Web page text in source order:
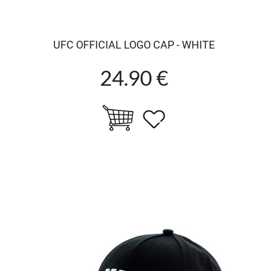
UFC OFFICIAL LOGO CAP - WHITE
24.90 €